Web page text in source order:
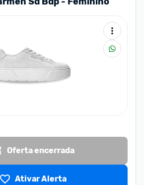
Oferta encerrada
Ativar Alerta